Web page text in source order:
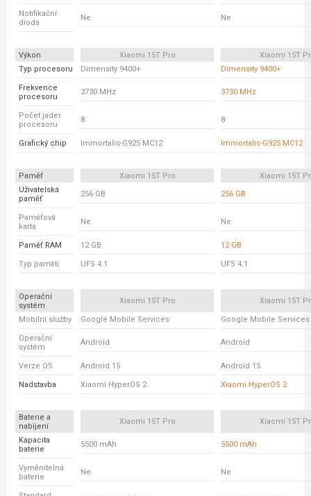
Notifikační
dioda
Ne Ne
Výkon Xiaomi 15T Pro
Xiaomi 15T
Typ procesoru
Dimensity 9400+ Dimensity 9400+
Frekvence
procesoru
3730 MHz 3730 MHz
Počet jader
procesoru
8 8
Grafický chip Immortalis-G925 MC12 Immortalis-G925 MC12
Paměť Xiaomi 15T Pro
Xiaomi 15T
Uživatelská
paměť
256 GB 256 GB
Paměťová
karta
Ne Ne
Paměť RAM 12 GB 12 GB
Typ paměti UFS 4.1 UFS 4.1
Operační
systém
Xiaomi 15T Pro Xiaomi 15T
Mobilní služby Google Mobile Services Google Mobile Services
Operační
systém
Android Android
Verze OS Android 15 Android 15
Nadstavba Xiaomi HyperOS 2 Xiaomi HyperOS 2
Baterie a
nabíjení
Xiaomi 15T Pro Xiaomi 15T
Kapacita
baterie
5500 mAh 5500 mAh
Vyměnitelná
baterie
Ne Ne